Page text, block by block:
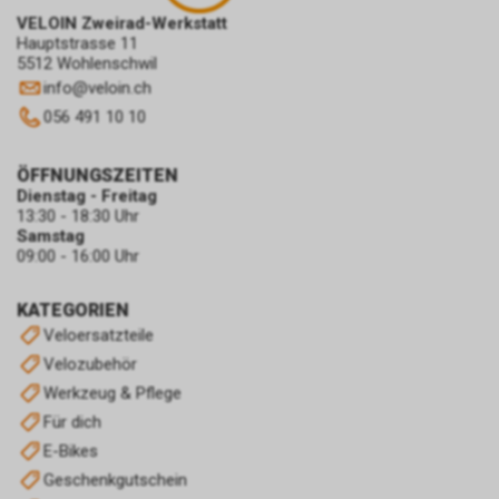
VELOIN Zweirad-Werkstatt
Hauptstrasse 11
5512 Wohlenschwil
info@veloin.ch
056 491 10 10
KATEGORIEN
Veloersatzteile
Velozubehör
Werkzeug & Pflege
Für dich
E-Bikes
Geschenkgutschein
ÖFFNUNGSZEITEN
Dienstag - Freitag
13:30 - 18:30 Uhr
Samstag
09:00 - 16:00 Uhr